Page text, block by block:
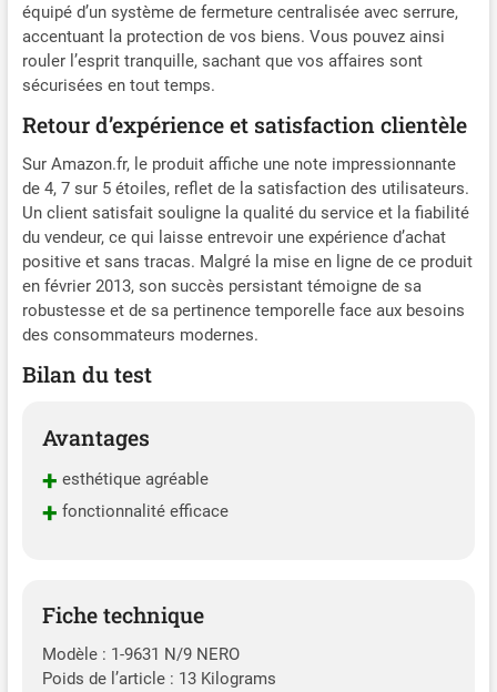
équipé d’un système de fermeture centralisée avec serrure,
accentuant la protection de vos biens. Vous pouvez ainsi
rouler l’esprit tranquille, sachant que vos affaires sont
sécurisées en tout temps.
Retour d’expérience et satisfaction clientèle
Sur Amazon.fr, le produit affiche une note impressionnante
de 4, 7 sur 5 étoiles, reflet de la satisfaction des utilisateurs.
Un client satisfait souligne la qualité du service et la fiabilité
du vendeur, ce qui laisse entrevoir une expérience d’achat
positive et sans tracas. Malgré la mise en ligne de ce produit
en février 2013, son succès persistant témoigne de sa
robustesse et de sa pertinence temporelle face aux besoins
des consommateurs modernes.
Bilan du test
Avantages
+ esthétique agréable
+ fonctionnalité efficace
Fiche technique
Modèle : 1-9631 N/9 NERO
Poids de l’article : 13 Kilograms